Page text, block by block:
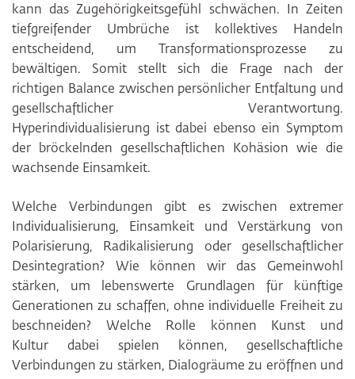
kann das Zugehörigkeitsgefühl schwächen. In Zeiten
tiefgreifender Umbrüche ist kollektives Handeln
entscheidend, um Transformationsprozesse zu
bewältigen. Somit stellt sich die Frage nach der
richtigen Balance zwischen persönlicher Entfaltung und
gesellschaftlicher Verantwortung.
Hyperindividualisierung ist dabei ebenso ein Symptom
der bröckelnden gesellschaftlichen Kohäsion wie die
wachsende Einsamkeit.
Welche Verbindungen gibt es zwischen extremer
Individualisierung, Einsamkeit und Verstärkung von
Polarisierung, Radikalisierung oder gesellschaftlicher
Desintegration? Wie können wir das Gemeinwohl
stärken, um lebenswerte Grundlagen für künftige
Generationen zu schaffen, ohne individuelle Freiheit zu
beschneiden? Welche Rolle können Kunst und
Kultur dabei spielen können, gesellschaftliche
Verbindungen zu stärken, Dialogräume zu eröffnen und